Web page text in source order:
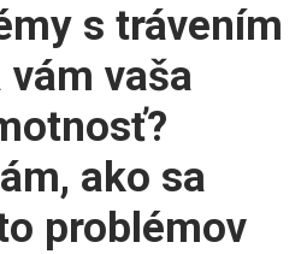
s trávením
vaša
ako sa
problémov